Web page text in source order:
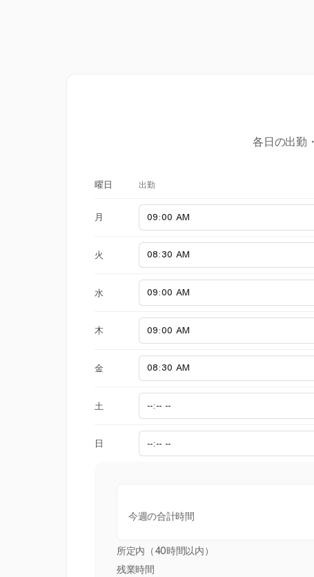
各日の出勤
曜日 出勤
月
火
水
木
金
土
日
今週の合計時間
所定内（40時間以内）
残業時間